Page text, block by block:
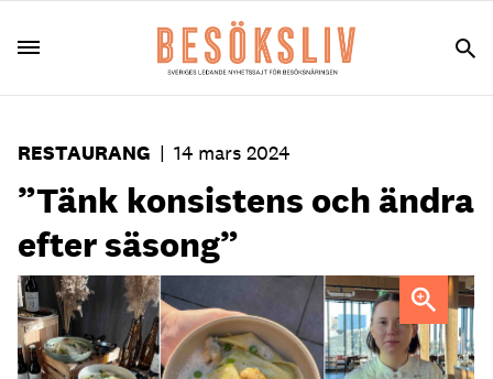
RESTAURANG | 14 mars 2024
”Tänk konsistens och ändra
efter säsong”
Fyra nyanser av "havets superhjälte", skapade av Årets
Kock Desirée Jaks.